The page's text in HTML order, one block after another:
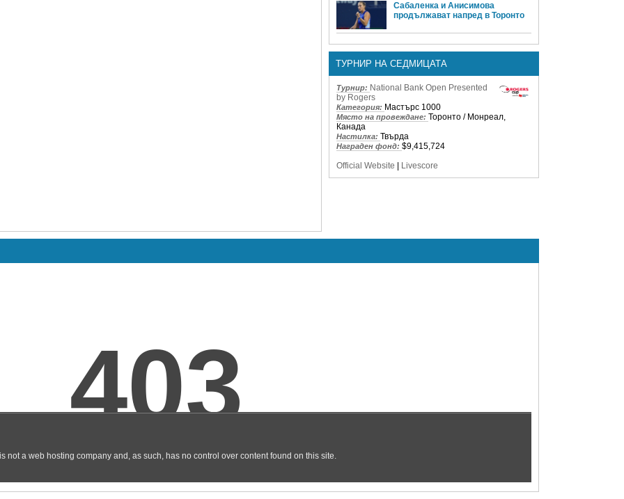
Сабаленка и Анисимова
продължават напред в Торонто
ТУРНИР НА СЕДМИЦАТА
Турнир: National Bank Open Presented
by Rogers
Категория: Мастърс 1000
Място на провеждане: Торонто / Монреал,
Канада
Настилка: Твърда
Награден фонд: $9,415,724
Official Website | Livescore